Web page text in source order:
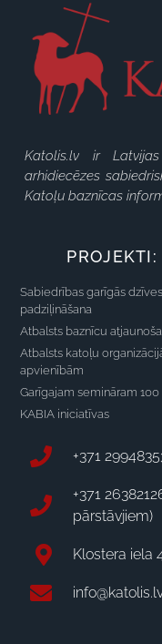
Katolis.lv ir
arhidiecēzes
Katoļu baznīcas
PROJEKTI:
Sabiedrības garīgās dzīves
padziļināšana
Atbalsts baznīcu
Atbalsts katoļu
apvienībām
Garīgajam semināram 100
KABIA iniciatīvas
+371
+371
pārstāvjiem)
Klostera iela